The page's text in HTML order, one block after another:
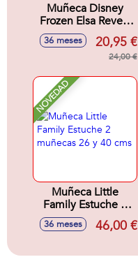
Muñeca Disney
Frozen Elsa Reveal
con Accesorio
Sorpresa. 33x18x8
36 meses 20,95 €
24,00 €
NOVEDAD
Muñeca Little
Family Estuche 2
muñecas 26 y 40
cms
36 meses 46,00 €